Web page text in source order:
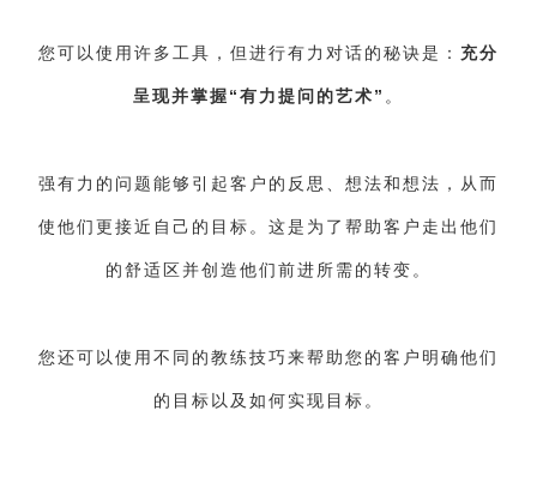
您可以使用许多工具，但进行有力对话的秘诀是： 充分
呈现并掌握“有力提问的艺术” 。
强有力的问题能够引起客户的反思、想法和想法，从而
使他们更接近自己的目标。这是为了帮助客户走出他们
的舒适区并创造他们前进所需的转变。
您还可以使用不同的教练技巧来帮助您的客户明确他们
的目标以及如何实现目标。